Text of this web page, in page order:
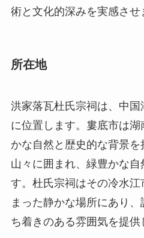
洪家落瓦杜氏宗祠は、中国
山々に囲まれ、緑豊かな自
まった静かな場所にあり
ち着きのある雰囲気を提供
歴史と文化的背景
杜氏宗祠は清代に築かれた